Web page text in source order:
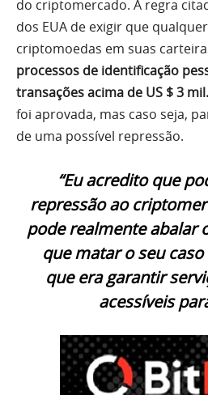
do criptomercado. A regra
dos EUA de exigir que
criptomoedas em suas
processos de identificação
transações acima de US $ 3 mil.
foi aprovada, mas caso seja,
de uma possível repressão.
“Eu acredito que
repressão ao
pode realmente abalar
que matar o seu
que era garantir
acessíveis